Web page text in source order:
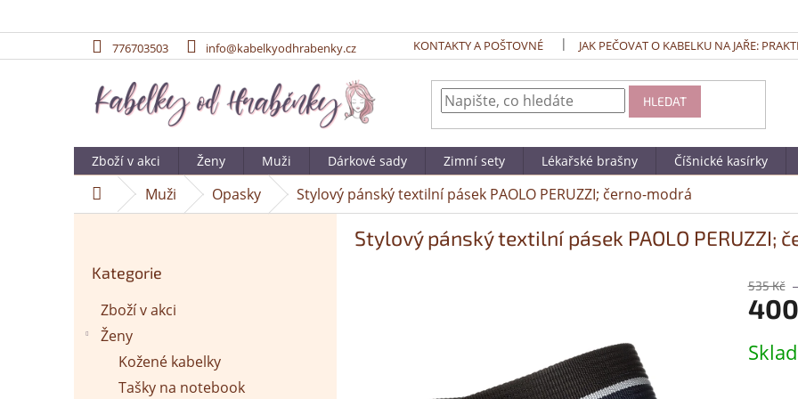
776703503 info@kabelkyodhrabenky.cz KONTAKTY A POŠTOVNÉ JAK PEČOVAT O KABELKU NA JAŘE:
HLEDAT
Zboží v akci Ženy Muži Dárkové sady Zimní sety Lékařské brašny Číšnické kasírky
DomůMuži Opasky Stylový pánský textilní pásek PAOLO PERUZZI; černo-modrá
kategorie
Kategorie
Zboží v akci
Ženy
Kožené kabelky
Tašky na notebook
Stylový pánský textilní pásek PAOLO PERUZZI;
535 Kč
cena: